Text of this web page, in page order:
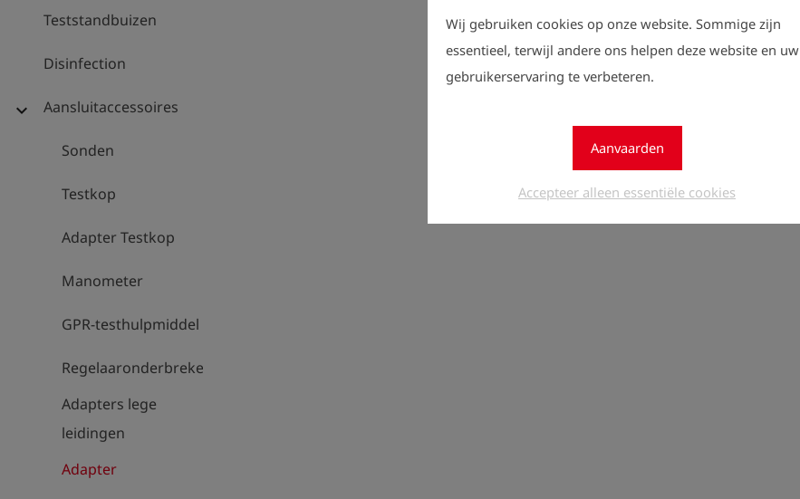
Wij gebruiken cookies op onze website. Sommige zijn
essentieel, terwijl andere ons helpen deze website en uw
gebruikerservaring te verbeteren.
Aanvaarden
Accepteer alleen essentiële cookies
Teststandbuizen
Disinfection
expand_more Aansluitaccessoires
Sonden
Testkop
Adapter Testkop
Manometer
GPR-testhulpmiddel
Regelaaronderbrekers
Adapters lege
leidingen
Adapter
Aantal
1